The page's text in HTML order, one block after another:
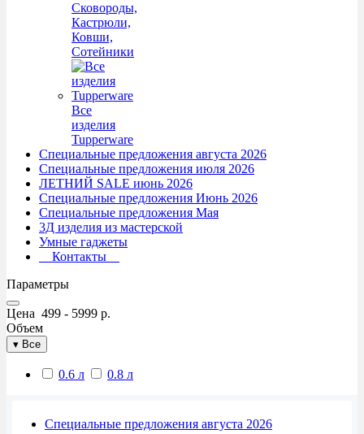
Сковороды,
Кастрюли,
Ковши,
Сотейники
Все
изделия
Tupperware
Специальные предложения августа 2026
Специальные предложения июля 2026
ЛЕТНИЙ SALE июнь 2026
Специальные предложения Июнь 2026
Специальные предложения Мая
3Д изделия из мастерской
Умные гаджеты
Контакты
Параметры
Цена 499 - 5999 р.
Объем
▾ Все
0.6 л 0.8 л
Специальные предложения августа 2026